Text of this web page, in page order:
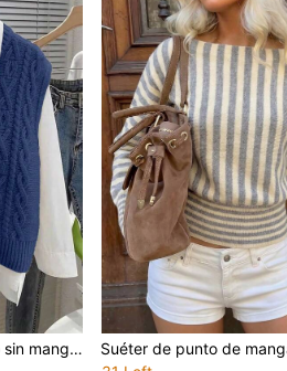
Versátil chaleco de punto sin mangas de cuello redondo para mujer, top de verano lindo, nueva ropa de mujer para otoño 2025, abrigo casual de moda, chaleco de punto estilo Y2K de los años 2000, adecuado para el Día de San Valentín, fiestas de Navidad y otras ocasiones